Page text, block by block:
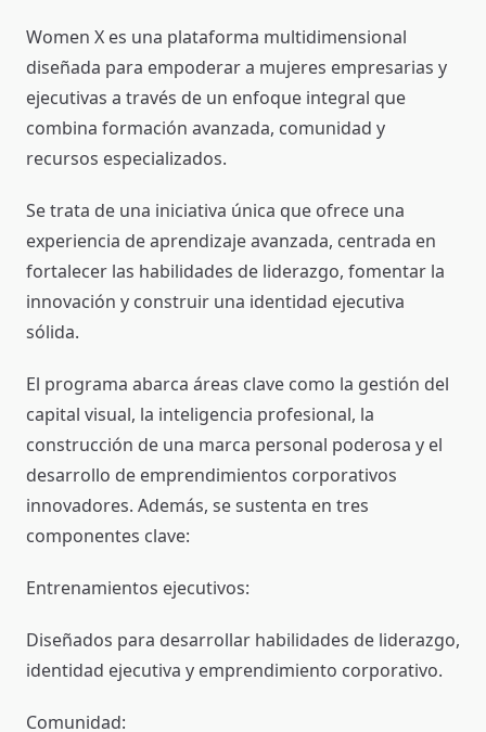
Women X es una plataforma multidimensional
diseñada para empoderar a mujeres empresarias y
ejecutivas a través de un enfoque integral que
combina formación avanzada, comunidad y
recursos especializados.
Se trata de una iniciativa única que ofrece una
experiencia de aprendizaje avanzada, centrada en
fortalecer las habilidades de liderazgo, fomentar la
innovación y construir una identidad ejecutiva
sólida.
El programa abarca áreas clave como la gestión del
capital visual, la inteligencia profesional, la
construcción de una marca personal poderosa y el
desarrollo de emprendimientos corporativos
innovadores. Además, se sustenta en tres
componentes clave:
Entrenamientos ejecutivos:
Diseñados para desarrollar habilidades de liderazgo,
identidad ejecutiva y emprendimiento corporativo.
Comunidad: